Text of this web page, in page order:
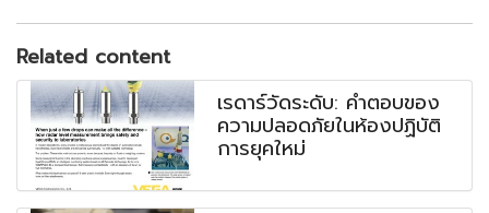
Related content
เรดาร์วัดระดับ: คำตอบของ
ความปลอดภัยในห้องปฏิบัติ
การยุคใหม่